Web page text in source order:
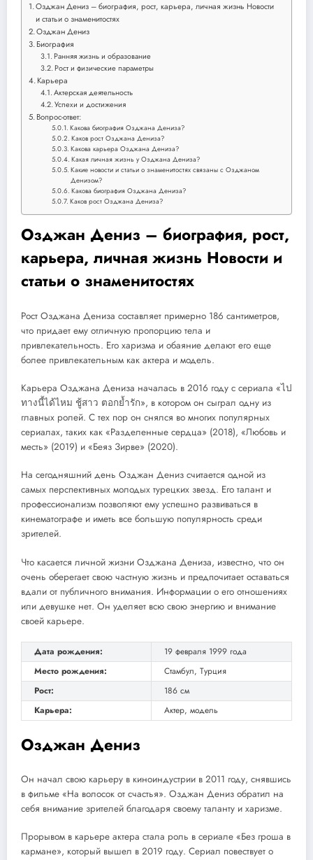
Озджан Дениз – биография, рост, карьера, личная жизнь Новости
и статьи о знаменитостях
Озджан Дениз
Биография
Ранняя жизнь и образование
Рост и физические параметры
Карьера
Актерская деятельность
Успехи и достижения
Вопрос-ответ:
Какова биография Озджана Дениза?
Каков рост Озджана Дениза?
Какова карьера Озджана Дениза?
Какая личная жизнь у Озджана Дениза?
Какие новости и статьи о знаменитостях связаны с Озджаном
Денизом?
Какова биография Озджана Дениза?
Каков рост Озджана Дениза?
Озджан Дениз – биография, рост,
карьера, личная жизнь Новости и
статьи о знаменитостях
Рост Озджана Дениза составляет примерно 186 сантиметров,
что придает ему отличную пропорцию тела и
привлекательность. Его харизма и обаяние делают его еще
более привлекательным как актера и модель.
Карьера Озджана Дениза началась в 2016 году с сериала «ไป
ทางนี้ได้ไหม ชู้สาว ตอกย้ำรัก», в котором он сыграл одну из
главных ролей. С тех пор он снялся во многих популярных
сериалах, таких как «Разделенные сердца» (2018), «Любовь и
месть» (2019) и «Беяз Зирве» (2020).
На сегодняшний день Озджан Дениз считается одной из
самых перспективных молодых турецких звезд. Его талант и
профессионализм позволяют ему успешно развиваться в
кинематографе и иметь все большую популярность среди
зрителей.
Что касается личной жизни Озджана Дениза, известно, что он
очень оберегает свою частную жизнь и предпочитает оставаться
вдали от публичного внимания. Информации о его отношениях
или девушке нет. Он уделяет всю свою энергию и внимание
своей карьере.
Дата рождения:
19 февраля 1999 года
Место рождения:
Стамбул, Турция
Рост:
186 см
Карьера:
Актер, модель
Озджан Дениз
Он начал свою карьеру в киноиндустрии в 2011 году, снявшись
в фильме «На волосок от счастья». Озджан Дениз обратил на
себя внимание зрителей благодаря своему таланту и харизме.
Прорывом в карьере актера стала роль в сериале «Без гроша в
кармане», который вышел в 2019 году. Сериал повествует о